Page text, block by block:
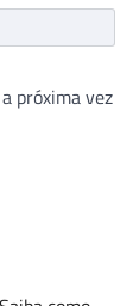
próxima vez